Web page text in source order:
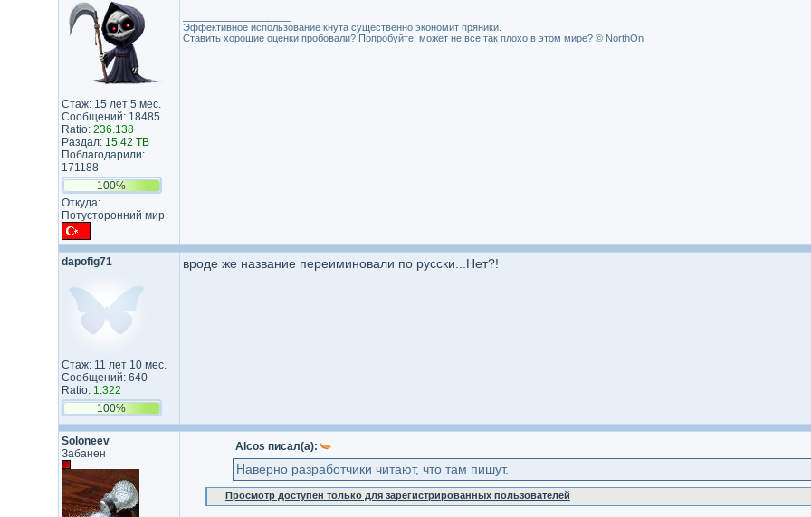
Стаж: 15 лет 5 мес.
Сообщений: 18485
Ratio: 236.138
Раздал: 15.42 TB
Поблагодарили:
171188
100%
Откуда:
Потусторонний мир
Эффективное использование кнута существенно экономит пряники.
Ставить хорошие оценки пробовали? Попробуйте, может не все так плохо в этом мире? © NorthOn
dapofig71
Стаж: 11 лет 10 мес.
Сообщений: 640
Ratio: 1.322
100%
вроде же название переиминовали по русски...Нет?!
Soloneev
Забанен
Alcos писал(а):
Наверно разработчики читают, что там пишут.
Просмотр доступен только для зарегистрированных пользователей